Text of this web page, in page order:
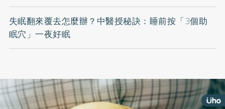
失眠翻來覆去怎麼辦？中醫授秘訣：睡前按「3個助
眠穴」一夜好眠